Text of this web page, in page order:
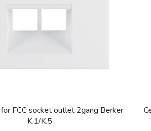
FCC socket outlet 2gang Berker
K.1/K.5